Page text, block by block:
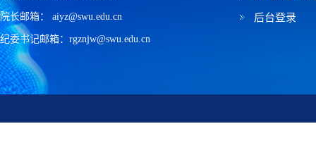
院长邮箱： aiyz@swu.edu.cn
纪委书记邮箱：rgznjw@swu.edu.cn
后台登录